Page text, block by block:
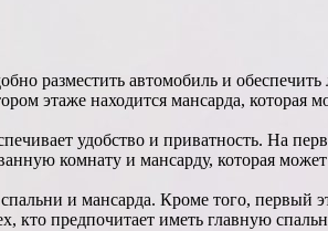
разместить автомобиль и обеспечить
этаже находится мансарда, которая
удобство и приватность. На
комнату и мансарду, которая
и мансарда. Кроме того, первый
кто предпочитает иметь главную